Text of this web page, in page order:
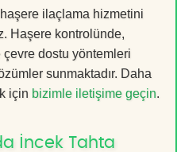
ilaçlama hizmetini
Haşere kontrolünde,
dostu yöntemleri
sunmaktadır. Daha
için bizimle iletişime geçin.
İncek Tahta